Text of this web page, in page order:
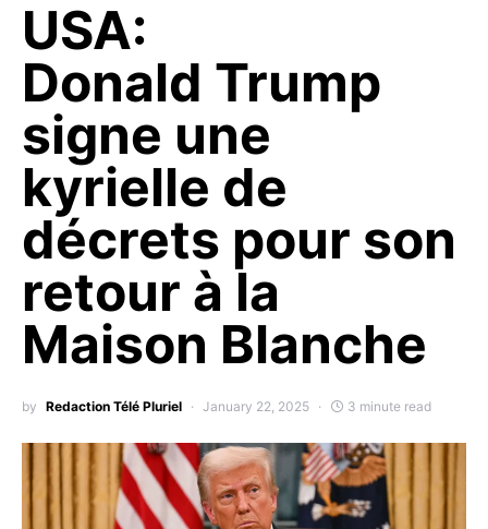
USA:
Donald Trump
signe une
kyrielle de
décrets pour son
retour à la
Maison Blanche
by Redaction Télé Pluriel January 22, 2025 3 minute read